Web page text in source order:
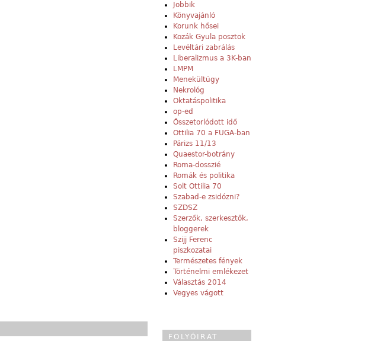
Jobbik
Könyvajánló
Korunk hősei
Kozák Gyula posztok
Levéltári zabrálás
Liberalizmus a 3K-ban
LMPM
Menekültügy
Nekrológ
Oktatáspolitika
op-ed
Összetorlódott idő
Ottilia 70 a FUGA-ban
Párizs 11/13
Quaestor-botrány
Roma-dosszié
Romák és politika
Solt Ottilia 70
Szabad-e zsidózni?
SZDSZ
Szerzők, szerkesztők,
bloggerek
Szijj Ferenc
piszkozatai
Természetes fények
Történelmi emlékezet
Választás 2014
Vegyes vágott
FOLYÓIRAT